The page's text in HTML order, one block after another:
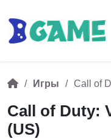
Игры Call of
Call of Duty:
(US)